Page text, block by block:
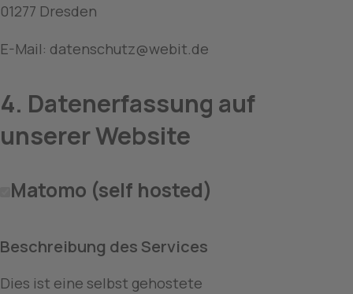
01277 Dresden
E-Mail: datenschutz@webit.de
4. Datenerfassung auf
unserer Website
Matomo (self hosted)
Beschreibung des Services
Dies ist eine selbst gehostete